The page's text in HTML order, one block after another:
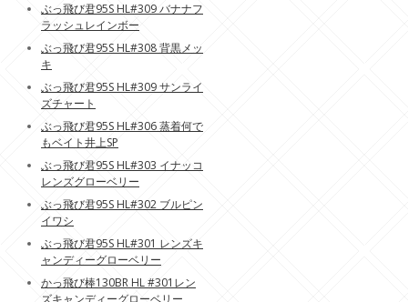
ぶっ飛び君95S HL#309 バナナフ
ラッシュレインボー
ぶっ飛び君95S HL#308 背黒メッ
キ
ぶっ飛び君95S HL#309 サンライ
ズチャート
ぶっ飛び君95S HL#306 蒸着何で
もベイト井上SP
ぶっ飛び君95S HL#303 イナッコ
レンズグローベリー
ぶっ飛び君95S HL#302 ブルピン
イワシ
ぶっ飛び君95S HL#301 レンズキ
ャンディーグローベリー
かっ飛び棒130BR HL #301レン
ズキャンディーグローベリー